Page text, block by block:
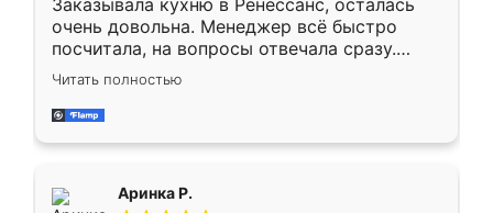
Заказывала кухню в Ренессанс, осталась
очень довольна. Менеджер всё быстро
посчитала, на вопросы отвечала сразу.
Замерщик приехал в субботу, подошёл к
делу со всей ответственностью. Собрали
за день, ребята работали аккуратно, даже
Читать полностью
Аринка Р.